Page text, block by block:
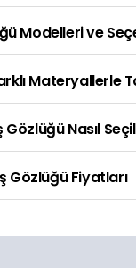
Modelleri ve
Materyallerle
Nasıl
Gözlüğü Fiyatları